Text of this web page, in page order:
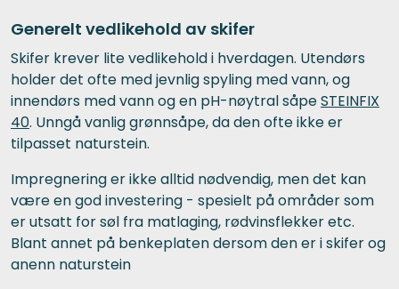
Generelt vedlikehold av skifer
Skifer krever lite vedlikehold i hverdagen. Utendørs
holder det ofte med jevnlig spyling med vann, og
innendørs med vann og en pH-nøytral såpeSTEINFIX
40. Unngå vanlig grønnsåpe, da den ofte ikke er
tilpasset naturstein.
Impregnering er ikke alltid nødvendig, men det kan
være en god investering - spesielt på områder som
er utsatt for søl fra matlaging, rødvinsflekker etc.
Blant annet på benkeplaten dersom den er i skifer og
anenn naturstein